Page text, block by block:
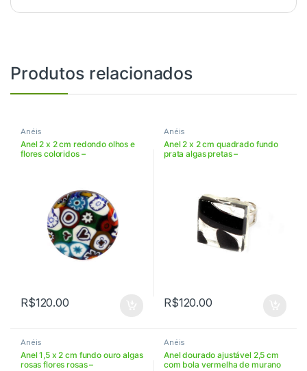
Produtos relacionados
Anéis
Anel 2 x 2 cm redondo olhos e
flores coloridos –
R$120.00
Anéis
Anel 2 x 2 cm quadrado fundo
prata algas pretas –
R$120.00
Anéis
Anel 1,5 x 2 cm fundo ouro algas
rosas flores rosas –
Anéis
Anel dourado ajustável 2,5 cm
com bola vermelha de murano